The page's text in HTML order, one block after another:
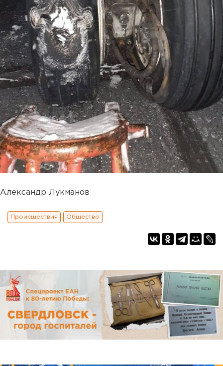
Александр Лукманов
Происшествия Общество